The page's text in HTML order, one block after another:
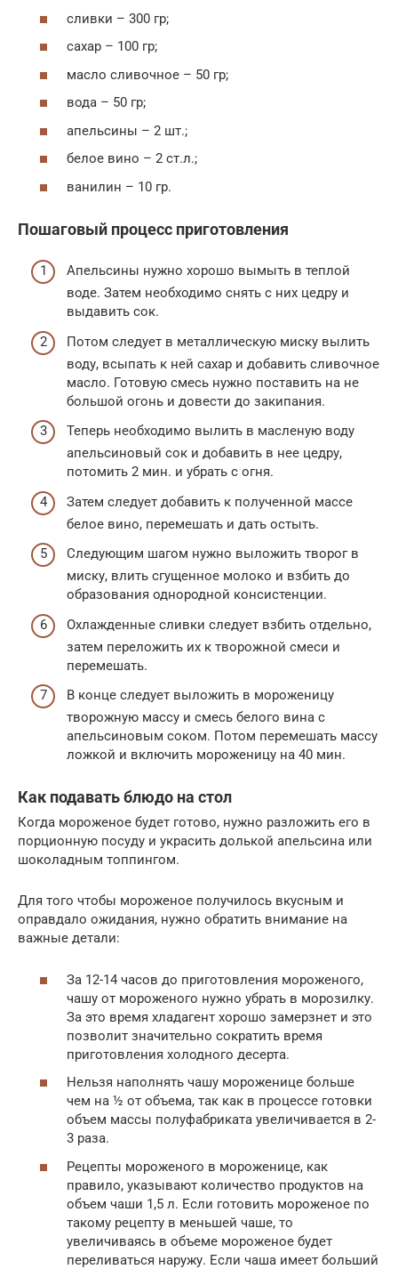
сливки – 300 гр;
сахар – 100 гр;
масло сливочное – 50 гр;
вода – 50 гр;
апельсины – 2 шт.;
белое вино – 2 ст.л.;
ванилин – 10 гр.
Пошаговый процесс приготовления
Апельсины нужно хорошо вымыть в теплой
воде. Затем необходимо снять с них цедру и
выдавить сок.
Потом следует в металлическую миску вылить
воду, всыпать к ней сахар и добавить сливочное
масло. Готовую смесь нужно поставить на не
большой огонь и довести до закипания.
Теперь необходимо вылить в масленую воду
апельсиновый сок и добавить в нее цедру,
потомить 2 мин. и убрать с огня.
Затем следует добавить к полученной массе
белое вино, перемешать и дать остыть.
Следующим шагом нужно выложить творог в
миску, влить сгущенное молоко и взбить до
образования однородной консистенции.
Охлажденные сливки следует взбить отдельно,
затем переложить их к творожной смеси и
перемешать.
В конце следует выложить в мороженицу
творожную массу и смесь белого вина с
апельсиновым соком. Потом перемешать массу
ложкой и включить мороженицу на 40 мин.
Как подавать блюдо на стол
Когда мороженое будет готово, нужно разложить его в
порционную посуду и украсить долькой апельсина или
шоколадным топпингом.
Для того чтобы мороженое получилось вкусным и
оправдало ожидания, нужно обратить внимание на
важные детали:
За 12-14 часов до приготовления мороженого,
чашу от мороженого нужно убрать в морозилку.
За это время хладагент хорошо замерзнет и это
позволит значительно сократить время
приготовления холодного десерта.
Нельзя наполнять чашу мороженице больше
чем на ½ от объема, так как в процессе готовки
объем массы полуфабриката увеличивается в 2-
3 раза.
Рецепты мороженого в мороженице, как
правило, указывают количество продуктов на
объем чаши 1,5 л. Если готовить мороженое по
такому рецепту в меньшей чаше, то
увеличиваясь в объеме мороженое будет
переливаться наружу. Если чаша имеет больший